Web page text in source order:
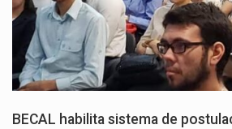
BECAL habilita sistema de